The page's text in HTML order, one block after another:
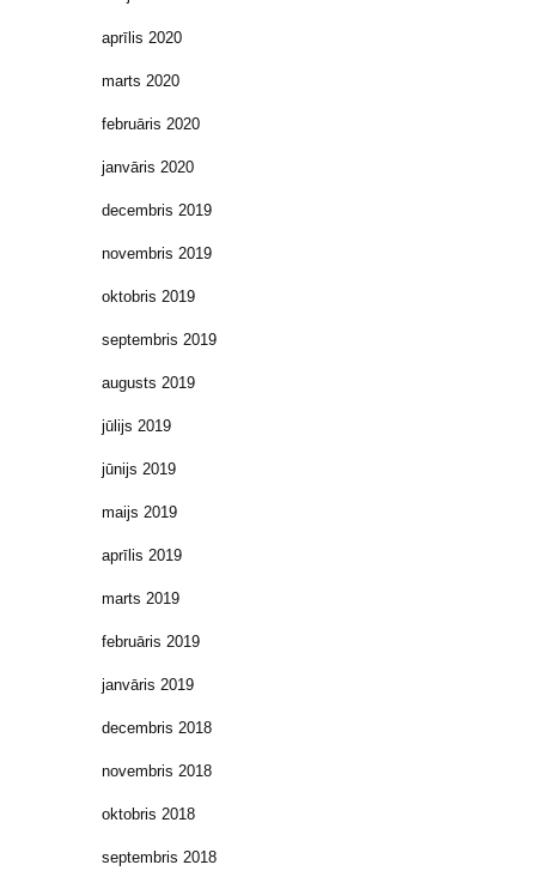
aprīlis 2020
marts 2020
februāris 2020
janvāris 2020
decembris 2019
novembris 2019
oktobris 2019
septembris 2019
augusts 2019
jūlijs 2019
jūnijs 2019
maijs 2019
aprīlis 2019
marts 2019
februāris 2019
janvāris 2019
decembris 2018
novembris 2018
oktobris 2018
septembris 2018